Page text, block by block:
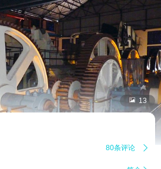
 13
80条评论 